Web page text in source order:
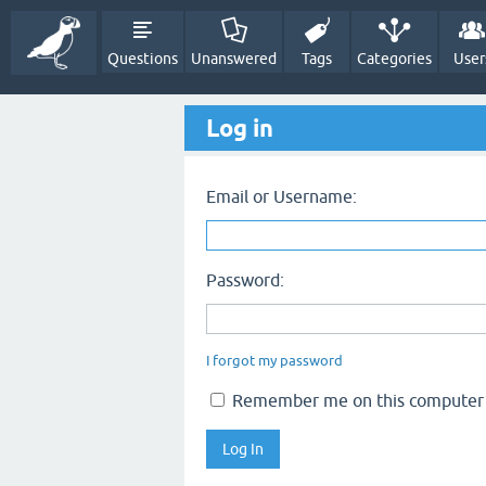
Questions Unanswered Tags Categories
Log in
Email or Username:
Password:
I forgot my password
Remember me on this computer